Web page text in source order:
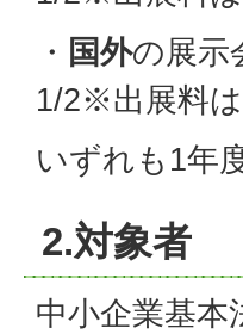
・ 国外の展示
1/2※出展料は
いずれも1年
2.対象者
中小企業基本